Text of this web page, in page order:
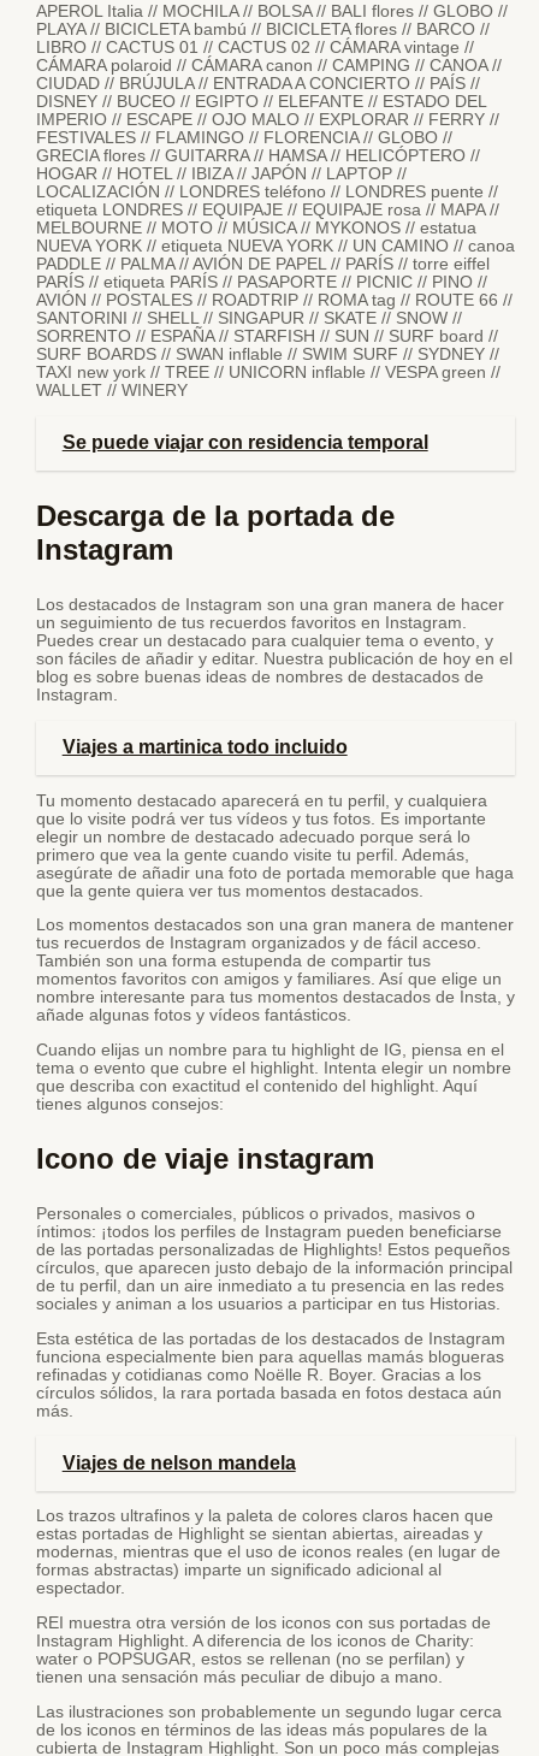
APEROL Italia // MOCHILA // BOLSA // BALI flores // GLOBO //
PLAYA // BICICLETA bambú // BICICLETA flores // BARCO //
LIBRO // CACTUS 01 // CACTUS 02 // CÁMARA vintage //
CÁMARA polaroid // CÁMARA canon // CAMPING // CANOA //
CIUDAD // BRÚJULA // ENTRADA A CONCIERTO // PAÍS //
DISNEY // BUCEO // EGIPTO // ELEFANTE // ESTADO DEL
IMPERIO // ESCAPE // OJO MALO // EXPLORAR // FERRY //
FESTIVALES // FLAMINGO // FLORENCIA // GLOBO //
GRECIA flores // GUITARRA // HAMSA // HELICÓPTERO //
HOGAR // HOTEL // IBIZA // JAPÓN // LAPTOP //
LOCALIZACIÓN // LONDRES teléfono // LONDRES puente //
etiqueta LONDRES // EQUIPAJE // EQUIPAJE rosa // MAPA //
MELBOURNE // MOTO // MÚSICA // MYKONOS // estatua
NUEVA YORK // etiqueta NUEVA YORK // UN CAMINO // canoa
PADDLE // PALMA // AVIÓN DE PAPEL // PARÍS // torre eiffel
PARÍS // etiqueta PARÍS // PASAPORTE // PICNIC // PINO //
AVIÓN // POSTALES // ROADTRIP // ROMA tag // ROUTE 66 //
SANTORINI // SHELL // SINGAPUR // SKATE // SNOW //
SORRENTO // ESPAÑA // STARFISH // SUN // SURF board //
SURF BOARDS // SWAN inflable // SWIM SURF // SYDNEY //
TAXI new york // TREE // UNICORN inflable // VESPA green //
WALLET // WINERY
Se puede viajar con residencia temporal
Descarga de la portada de
Instagram
Los destacados de Instagram son una gran manera de hacer
un seguimiento de tus recuerdos favoritos en Instagram.
Puedes crear un destacado para cualquier tema o evento, y
son fáciles de añadir y editar. Nuestra publicación de hoy en el
blog es sobre buenas ideas de nombres de destacados de
Instagram.
Viajes a martinica todo incluido
Tu momento destacado aparecerá en tu perfil, y cualquiera
que lo visite podrá ver tus vídeos y tus fotos. Es importante
elegir un nombre de destacado adecuado porque será lo
primero que vea la gente cuando visite tu perfil. Además,
asegúrate de añadir una foto de portada memorable que haga
que la gente quiera ver tus momentos destacados.
Los momentos destacados son una gran manera de mantener
tus recuerdos de Instagram organizados y de fácil acceso.
También son una forma estupenda de compartir tus
momentos favoritos con amigos y familiares. Así que elige un
nombre interesante para tus momentos destacados de Insta, y
añade algunas fotos y vídeos fantásticos.
Cuando elijas un nombre para tu highlight de IG, piensa en el
tema o evento que cubre el highlight. Intenta elegir un nombre
que describa con exactitud el contenido del highlight. Aquí
tienes algunos consejos:
Icono de viaje instagram
Personales o comerciales, públicos o privados, masivos o
íntimos: ¡todos los perfiles de Instagram pueden beneficiarse
de las portadas personalizadas de Highlights! Estos pequeños
círculos, que aparecen justo debajo de la información principal
de tu perfil, dan un aire inmediato a tu presencia en las redes
sociales y animan a los usuarios a participar en tus Historias.
Esta estética de las portadas de los destacados de Instagram
funciona especialmente bien para aquellas mamás blogueras
refinadas y cotidianas como Noëlle R. Boyer. Gracias a los
círculos sólidos, la rara portada basada en fotos destaca aún
más.
Viajes de nelson mandela
Los trazos ultrafinos y la paleta de colores claros hacen que
estas portadas de Highlight se sientan abiertas, aireadas y
modernas, mientras que el uso de iconos reales (en lugar de
formas abstractas) imparte un significado adicional al
espectador.
REI muestra otra versión de los iconos con sus portadas de
Instagram Highlight. A diferencia de los iconos de Charity:
water o POPSUGAR, estos se rellenan (no se perfilan) y
tienen una sensación más peculiar de dibujo a mano.
Las ilustraciones son probablemente un segundo lugar cerca
de los iconos en términos de las ideas más populares de la
cubierta de Instagram Highlight. Son un poco más complejas